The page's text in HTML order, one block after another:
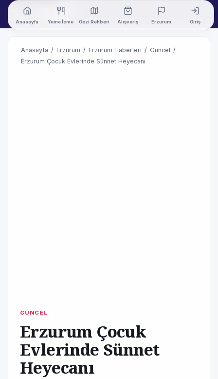
Anasayfa Yeme İçme Gezi Rehberi Alışveriş Erzurum Giriş
Anasayfa / Erzurum / Erzurum Haberleri / Güncel /
Erzurum Çocuk Evlerinde Sünnet Heyecanı
GÜNCEL
Erzurum Çocuk
Evlerinde Sünnet
Heyecanı